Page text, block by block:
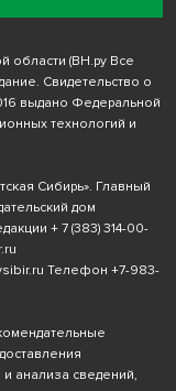
области (ВН.ру Все
Свидетельство о
выдано Федеральной
технологий и
Сибирь». Главный
дом
+ 7 (383) 314-00-
Телефон +7-983-
анализа сведений,